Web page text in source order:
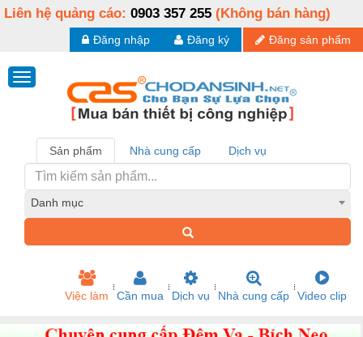
Liên hệ quảng cáo: 0903 357 255 (Không bán hàng)
Đăng sản phẩm
Đăng ký
Đăng nhập
Sản phẩm Nhà cung cấp Dịch vụ
Danh mục
Việc làm Cần mua Dịch vụ Nhà cung cấp Video clip